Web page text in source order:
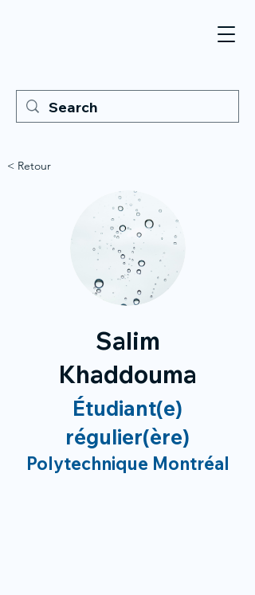
< Retour
Salim
Khaddouma
Étudiant(e)
régulier(ère)
Polytechnique Montréal